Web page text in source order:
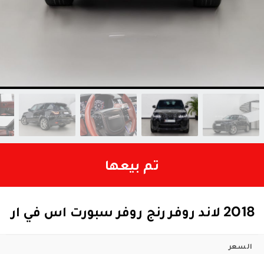
تم بيعها
2018 لاند روفر رنج روفر سبورت اس في ار
السعر